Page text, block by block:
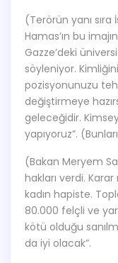
(Terörün yanı
Hamas’ın bu
Gazze’deki
söyleniyor.
pozisyonunuzu
değiştirmeye
geleceğidir.
yapıyoruz”.
(Bakan Meryem
hakları verdi. Karar
kadın hapiste.
80.000 felçli ve
kötü olduğu
da iyi olacak”.